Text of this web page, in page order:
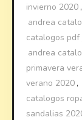
invierno 2020 ,
andrea
catalogos pdf
andrea
primavera
verano 2020 ,
catalogos
sandalias